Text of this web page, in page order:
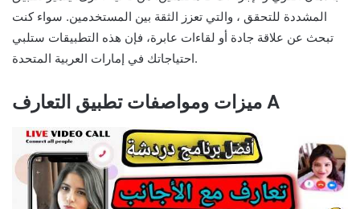
المشددة للتحقق ، والتي تعزز الثقة بين المستخدمين. سواء كنت
تبحث عن علاقة جادة أو لقاءات عابرة، فإن هذه التطبيقات ستلبي
احتياجاتك في إمارات العربية المتحدة.
ميزات ومواصفات تطبيق التعارف A